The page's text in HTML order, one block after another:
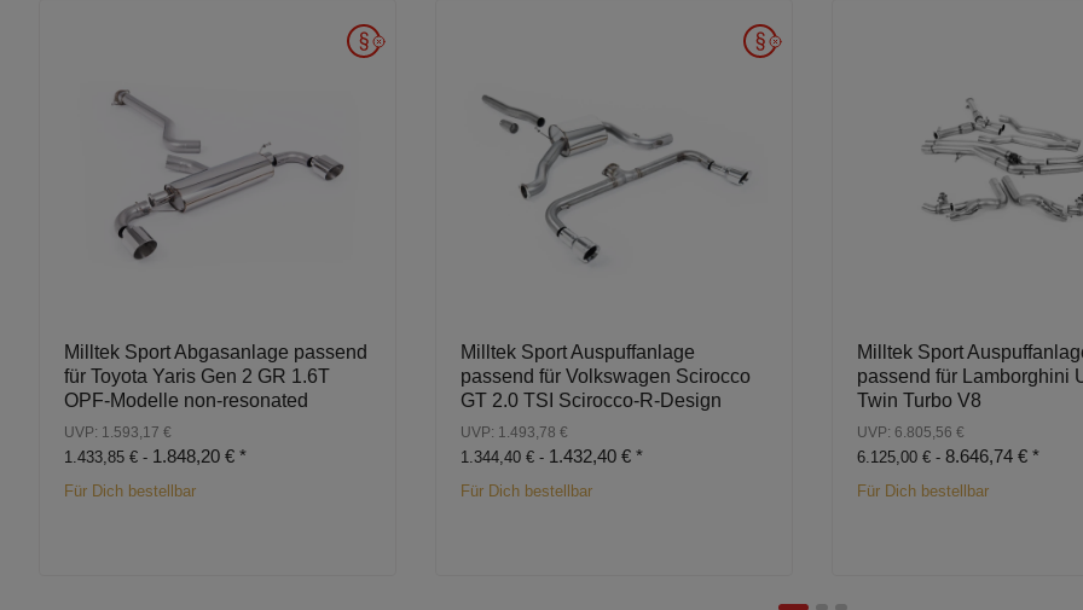
Milltek Sport Abgasanlage passend
für Toyota Yaris Gen 2 GR 1.6T
OPF-Modelle non-resonated
UVP: 1.593,17 €
1.433,85 € - 1.848,20 € *
Für Dich bestellbar
Milltek Sport Auspuffanlage
passend für Volkswagen Scirocco
GT 2.0 TSI Scirocco-R-Design
UVP: 1.493,78 €
1.344,40 € - 1.432,40 € *
Für Dich bestellbar
Milltek Sport
passend für Lamborghini
Twin Turbo V8
UVP: 6.805,56 €
6.125,00 € - 8.646,74 € *
Für Dich bestellbar